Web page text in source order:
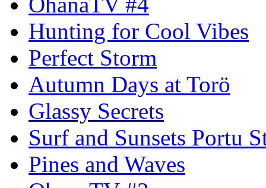
Hunting for Cool Vibes
Perfect Storm
Autumn Days at Torö
Glassy Secrets
Surf and Sunsets Portu
Pines and Waves